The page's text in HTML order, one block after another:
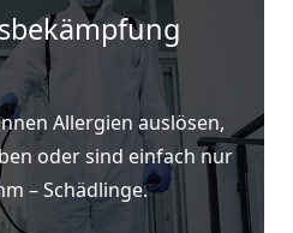
Allergien auslösen,
oder sind einfach nur
– Schädlinge.